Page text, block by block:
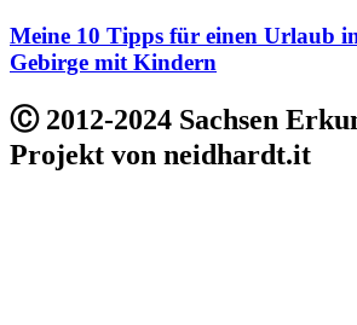
Meine 10 Tipps für einen Urlaub
Gebirge mit Kindern
Ⓒ 2012-2024 Sachsen
Projekt von neidhardt.it